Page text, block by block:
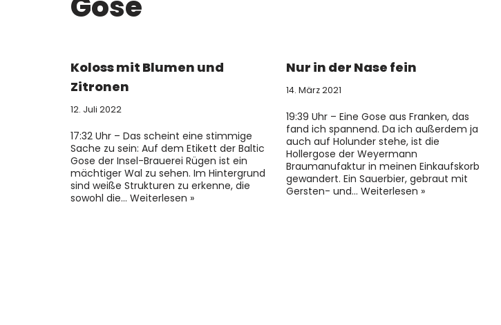
Koloss mit Blumen und
Zitronen
12. Juli 2022
17:32 Uhr – Das scheint eine stimmige
Sache zu sein: Auf dem Etikett der Baltic
Gose der Insel-Brauerei Rügen ist ein
mächtiger Wal zu sehen. Im Hintergrund
sind weiße Strukturen zu erkenne, die
sowohl die… Weiterlesen »
Nur in der Nase fein
14. März 2021
19:39 Uhr – Eine Gose aus Franken, das
fand ich spannend. Da ich außerdem ja
auch auf Holunder stehe, ist die
Hollergose der Weyermann
Braumanufaktur in meinen Einkaufskorb
gewandert. Ein Sauerbier, gebraut mit
Gersten- und… Weiterlesen »